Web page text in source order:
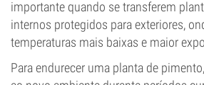
importante quando se transferem
internos protegidos para exteriores,
temperaturas mais baixas e maior
Para endurecer uma planta de